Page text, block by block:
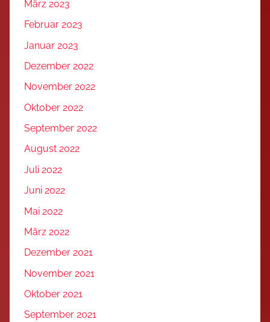
März 2023
Februar 2023
Januar 2023
Dezember 2022
November 2022
Oktober 2022
September 2022
August 2022
Juli 2022
Juni 2022
Mai 2022
März 2022
Dezember 2021
November 2021
Oktober 2021
September 2021